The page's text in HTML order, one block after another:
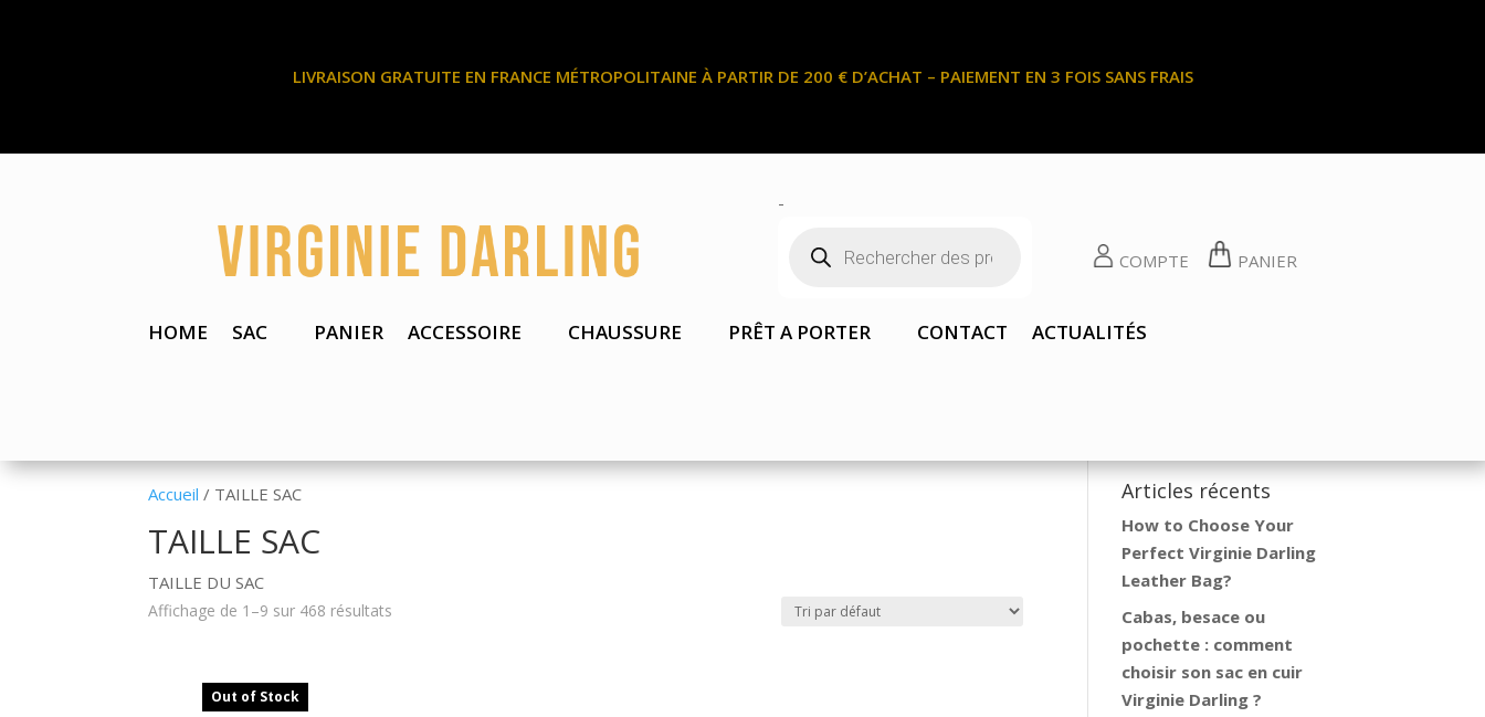
LIVRAISON GRATUITE EN FRANCE MÉTROPOLITAINE À PARTIR DE 200 € D’ACHAT – PAIEMENT EN 3 FOIS SANS FRAIS
-
produits COMPTE PANIER
HOME SAC PANIER ACCESSOIRE CHAUSSURE PRÊT A PORTER CONTACT ACTUALITÉS
Accueil / TAILLE SAC
TAILLE SAC
TAILLE DU SAC
Affichage de 1–9 sur 468 résultats
Out of Stock
Articles récents
How to Choose Your
Perfect Virginie Darling
Leather Bag?
Cabas, besace ou
pochette : comment
choisir son sac en cuir
Virginie Darling ?